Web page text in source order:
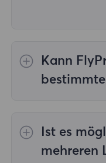
Kann
Länder/
Wohn-Proxys
von Proxys
Ist es
mehreren